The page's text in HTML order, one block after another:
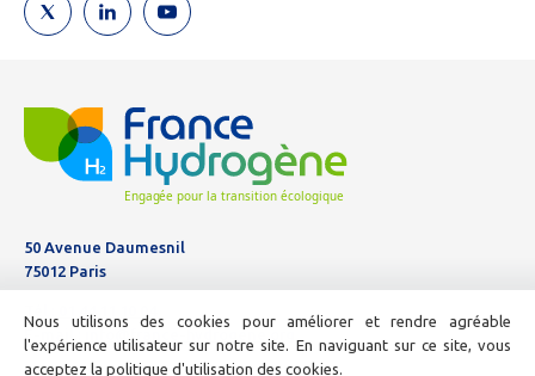
field
blank.
50 Avenue Daumesnil
75012 Paris
01 44 11 10 04
E-mail :
info@france-hydrogene.org
Nous utilisons des cookies pour améliorer et rendre agréable
l'expérience utilisateur sur notre site. En naviguant sur ce site, vous
acceptez la politique d'utilisation des cookies.